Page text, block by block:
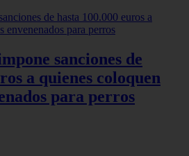
sanciones de
a quienes coloquen
para perros